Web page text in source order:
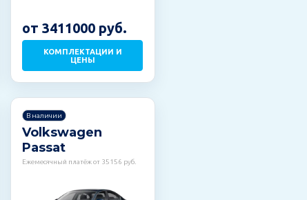
от 3411000 руб.
КОМПЛЕКТАЦИИ И
ЦЕНЫ
В наличии
Volkswagen
Passat
Ежемесячный платёж от 35156 руб.